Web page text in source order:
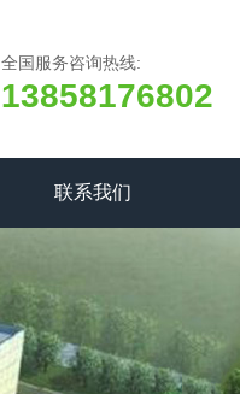
全国服务咨询热线:
13858176802
联系我们